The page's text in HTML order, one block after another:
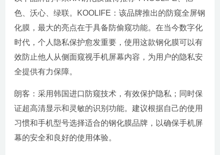
色、沃心、绿联。KOOLIFE：该品牌推出的防窥全屏钢
化膜，最大的亮点在于具备防偷窥功能。在当今数字化
时代，个人隐私保护愈发重要，使用这款钢化膜可以有
效防止他人从侧面窥视手机屏幕内容，为用户的隐私安
全提供有力保障。
朗客：采用韩国进口防窥技术，有效保护隐私；同时保
证超高清显示和灵敏的识别功能。建议根据自己的使用
习惯和手机型号选择适合的钢化膜品牌，以确保手机屏
幕的安全和良好的使用体验。